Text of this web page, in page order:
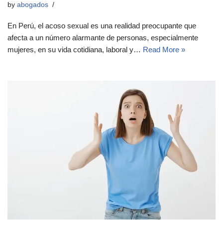
by abogados
En Perú, el acoso sexual es una realidad preocupante que
afecta a un número alarmante de personas, especialmente
mujeres, en su vida cotidiana, laboral y… Read More »